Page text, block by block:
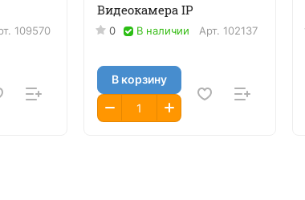
109570
Видеокамера IP
0 В наличии Арт. 102137
В корзину